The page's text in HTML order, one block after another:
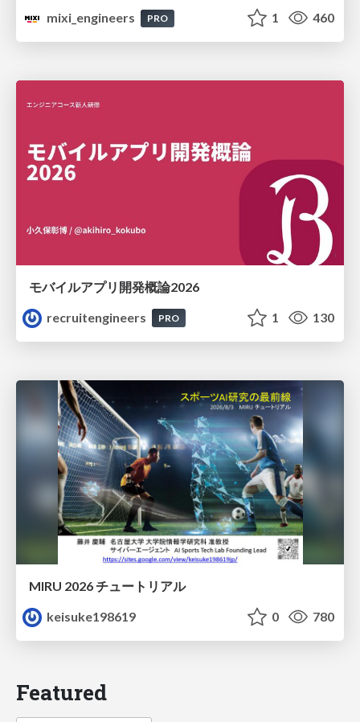
mixi_engineers
PRO 1 460
モバイルアプリ開発概論2026
recruitengineers
PRO 1 130
MIRU 2026 チュートリアル
keisuke198619
0 780
Featured